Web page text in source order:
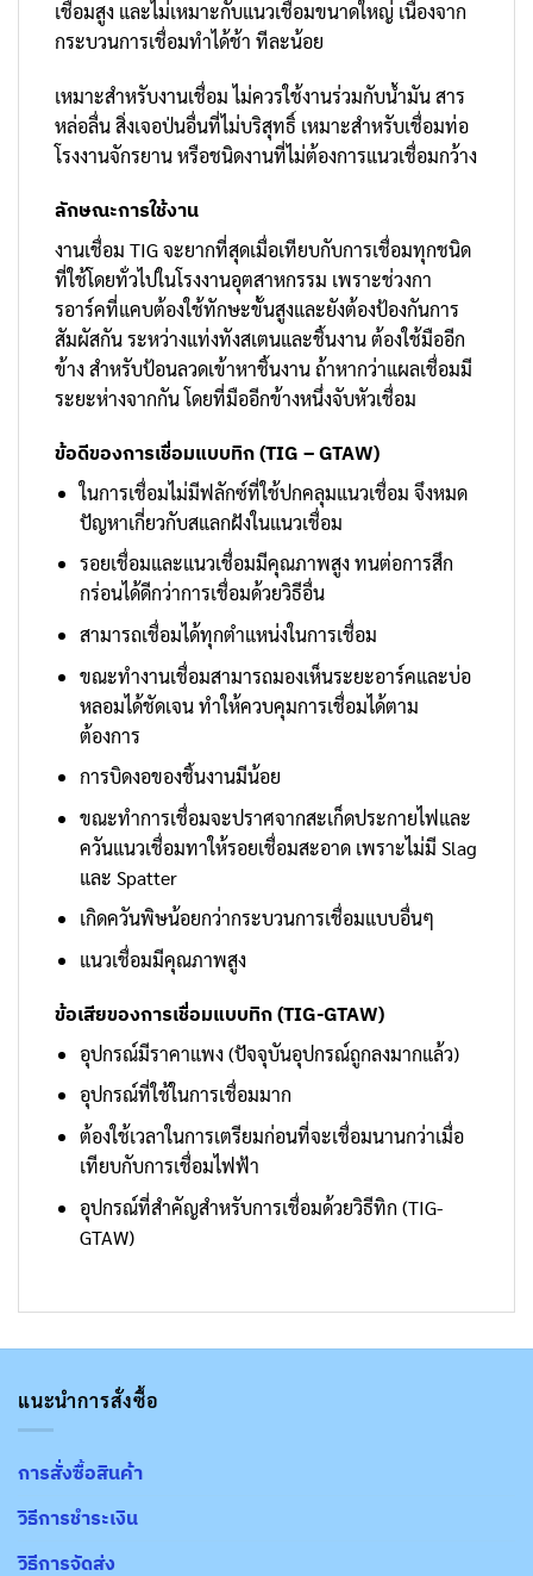
เชื่อมสูง และไม่เหมาะกับแนวเชื่อมขนาดใหญ่ เนื่องจาก
กระบวนการเชื่อมทำได้ช้า ทีละน้อย
เหมาะสำหรับงานเชื่อม ไม่ควรใช้งานร่วมกับน้ำมัน สาร
หล่อลื่น สิ่งเจอป่นอื่นที่ไม่บริสุทธิ์ เหมาะสำหรับเชื่อมท่อ
โรงงานจักรยาน หรือชนิดงานที่ไม่ต้องการแนวเชื่อมกว้าง
ลักษณะการใช้งาน
งานเชื่อม TIG จะยากที่สุดเมื่อเทียบกับการเชื่อมทุกชนิด
ที่ใช้โดยทั่วไปในโรงงานอุตสาหกรรม เพราะช่วงกา
รอาร์คที่แคบต้องใช้ทักษะขั้นสูงและยังต้องป้องกันการ
สัมผัสกัน ระหว่างแท่งทังสเตนและชิ้นงาน ต้องใช้มืออีก
ข้าง สำหรับป้อนลวดเข้าหาชิ้นงาน ถ้าหากว่าแผลเชื่อมมี
ระยะห่างจากกัน โดยที่มืออีกข้างหนึ่งจับหัวเชื่อม
ข้อดีของการเชื่อมแบบทิก (TIG – GTAW)
ในการเชื่อมไม่มีฟลักซ์ที่ใช้ปกคลุมแนวเชื่อม จึงหมด
ปัญหาเกี่ยวกับสแลกฝังในแนวเชื่อม
รอยเชื่อมและแนวเชื่อมมีคุณภาพสูง ทนต่อการสึก
กร่อนได้ดีกว่าการเชื่อมด้วยวิธีอื่น
สามารถเชื่อมได้ทุกตำแหน่งในการเชื่อม
ขณะทำงานเชื่อมสามารถมองเห็นระยะอาร์คและบ่อ
หลอมได้ชัดเจน ทำให้ควบคุมการเชื่อมได้ตาม
ต้องการ
การบิดงอของชิ้นงานมีน้อย
ขณะทำการเชื่อมจะปราศจากสะเก็ดประกายไฟและ
ควันแนวเชื่อมทาให้รอยเชื่อมสะอาด เพราะไม่มี Slag
และ Spatter
เกิดควันพิษน้อยกว่ากระบวนการเชื่อมแบบอื่นๆ
แนวเชื่อมมีคุณภาพสูง
ข้อเสียของการเชื่อมแบบทิก (TIG-GTAW)
อุปกรณ์มีราคาแพง (ปัจจุบันอุปกรณ์ถูกลงมากแล้ว)
อุปกรณ์ที่ใช้ในการเชื่อมมาก
ต้องใช้เวลาในการเตรียมก่อนที่จะเชื่อมนานกว่าเมื่อ
เทียบกับการเชื่อมไฟฟ้า
อุปกรณ์ที่สำคัญสำหรับการเชื่อมด้วยวิธีทิก (TIG-
GTAW)
แนะนำการสั่งซื้อ
การสั่งซื้อสินค้า
วิธีการชำระเงิน
วิธีการจัดส่ง